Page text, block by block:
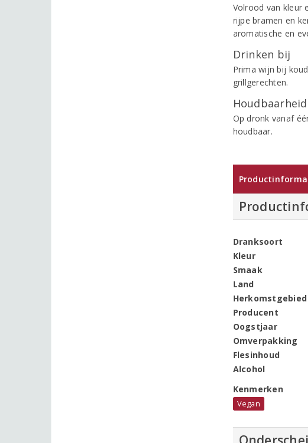
Volrood van kleur
rijpe bramen en
aromatische en
Drinken bij
Prima wijn bij
grillgerechten.
Houdbaarheid
Op dronk vanaf
houdbaar.
Dranksoort
Kleur
Smaak
Land
Herkomstgebied
Producent
Oogstjaar
Omverpakking
Flesinhoud
Alcohol
Kenmerken
Vegan